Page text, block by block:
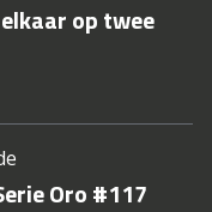
op twee
Oro #117